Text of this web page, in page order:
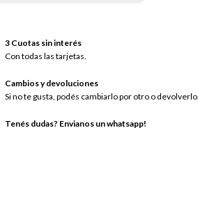
3 Cuotas sin interés
Con todas las tarjetas.
Cambios y devoluciones
Si no te gusta, podés cambiarlo por otro o devolverlo.
Tenés dudas? Envianos un whatsapp!